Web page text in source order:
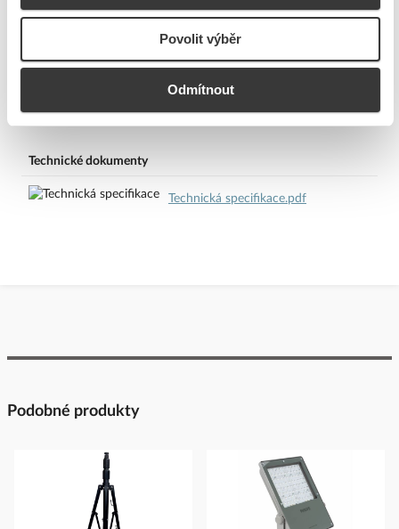
Povolit výběr
Odmítnout
Ke stažení
Technické dokumenty
Technická specifikace.pdf
Podobné produkty